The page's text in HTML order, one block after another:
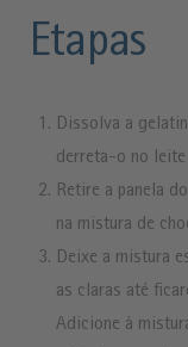
Etapas
Dissolva a
derreta-o no leite
Retire a panela
na mistura de
Deixe a mistura
as claras até
Adicione à